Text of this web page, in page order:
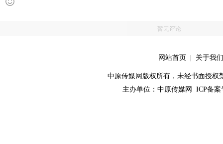
暂无评论
网站首页 关于我们
中原传媒网版权所有，未经书面授权
主办单位： 中原传媒网 ICP备案